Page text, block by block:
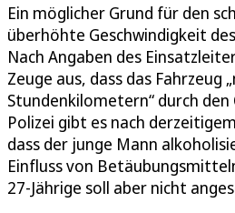
Ein möglicher Grund für den
überhöhte Geschwindigkeit
Nach Angaben des
Zeuge aus, dass das Fahrzeug
Stundenkilometern“ durch
Polizei gibt es nach
dass der junge Mann
Einfluss von
27-Jährige soll aber nicht